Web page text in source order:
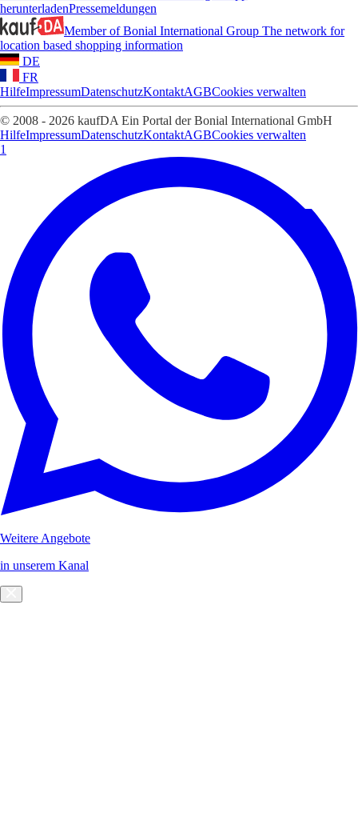
herunterladenPressemeldungen
Member of Bonial International Group The network for
location based shopping information
DE
FR
HilfeImpressumDatenschutzKontaktAGBCookies verwalten
© 2008 - 2026 kaufDA Ein Portal der Bonial International GmbH
HilfeImpressumDatenschutzKontaktAGBCookies verwalten
1
Weitere Angebote
in unserem Kanal